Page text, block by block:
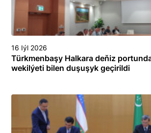
16 Iýl 2026
Türkmenbaşy Halkara deňiz
wekilýeti bilen duşuşyk geçirildi